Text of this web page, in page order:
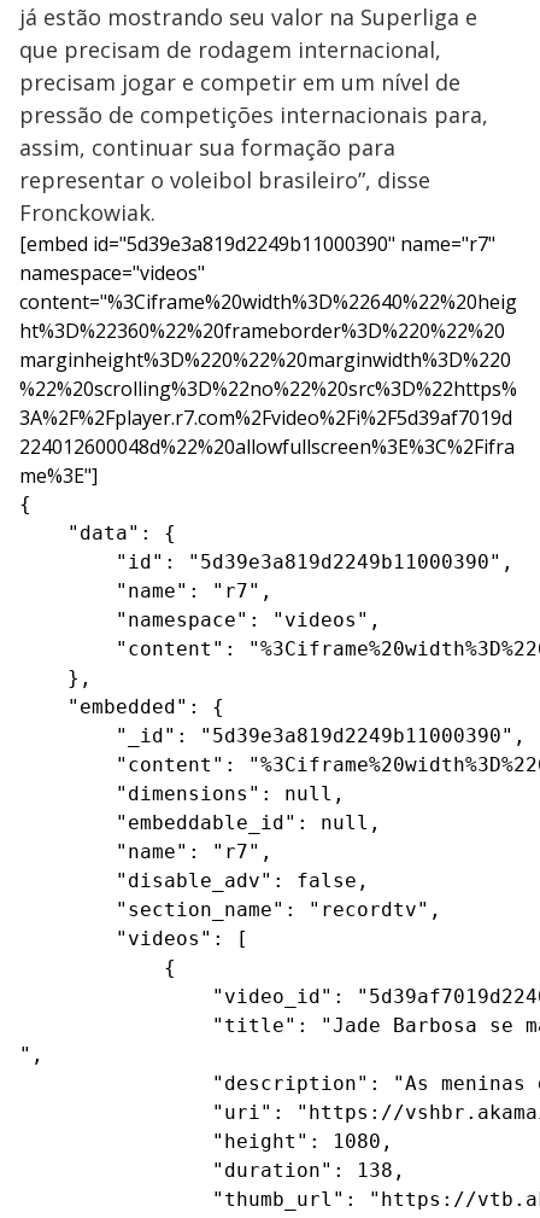
já estão mostrando seu valor na Superliga e
que precisam de rodagem internacional,
precisam jogar e competir em um nível de
pressão de competições internacionais para,
assim, continuar sua formação para
representar o voleibol brasileiro”, disse
Fronckowiak.
[embed id="5d39e3a819d2249b11000390" name="r7"
namespace="videos"
content="%3Ciframe%20width%3D%22640%22%20heig
ht%3D%22360%22%20frameborder%3D%220%22%20
marginheight%3D%220%22%20marginwidth%3D%220
%22%20scrolling%3D%22no%22%20src%3D%22https%
3A%2F%2Fplayer.r7.com%2Fvideo%2Fi%2F5d39af7019d
224012600048d%22%20allowfullscreen%3E%3C%2Fifra
me%3E"]
{
    "data": {
        "id": "5d39e3a819d2249b11000390",
        "name": "r7",
        "namespace": "videos",
"content":
    },
    "embedded": {
        "_id": "5d39e3a819d2249b11000390",
"content":
        "dimensions": null,
        "embeddable_id": null,
        "name": "r7",
        "disable_adv": false,
        "section_name": "recordtv",
        "videos": [
            {
"video_id":
"title": "Jade Barbosa se
",
"description": "As
"uri": "https://
                "height": 1080,
                "duration": 138,
"thumb_url": "https://